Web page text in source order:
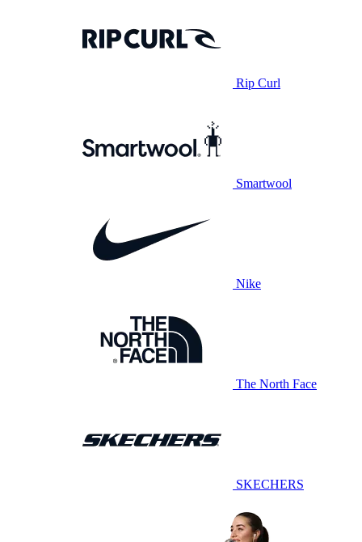
Rip Curl
Smartwool
Nike
The North Face
SKECHERS